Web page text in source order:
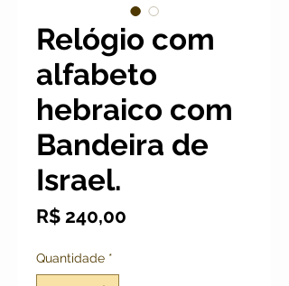
Relógio com
alfabeto
hebraico com
Bandeira de
Israel.
R$ 240,00
Quantidade *